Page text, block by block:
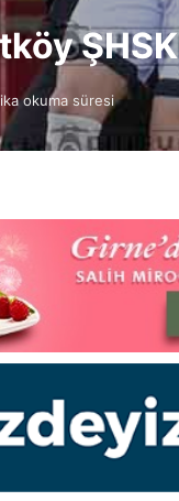
ŞHSK
okuma süresi